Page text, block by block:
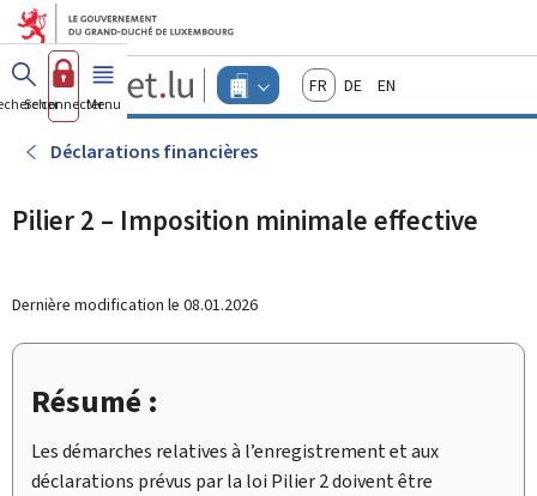
Aller au menu principal
Aller au contenu
Guichet.lu
Changer
d'espace
Menu
actif
FrançaisDeutschEnglish
Se connecterMenu principal
Déclarations financières
Pilier 2 – Imposition minimale effective
Dernière modification le 08.01.2026
Résumé :
Les démarches relatives à l’enregistrement et aux
déclarations prévus par la loi Pilier 2 doivent être